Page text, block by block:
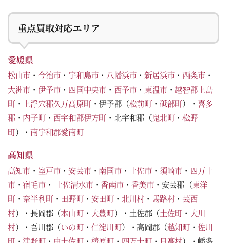
重点買取対応エリア
愛媛県
松山市 ・ 今治市 ・ 宇和島市 ・ 八幡浜市 ・ 新居浜市 ・ 西条市 ・
大洲市 ・ 伊予市 ・ 四国中央市 ・ 西予市 ・ 東温市 ・ 越智郡上島
町 ・ 上浮穴郡久万高原町 ・伊予郡（松前町 ・ 砥部町）・ 喜多
郡 ・ 内子町 ・ 西宇和郡伊方町 ・北宇和郡（鬼北町 ・ 松野
町）・ 南宇和郡愛南町
高知県
高知市 ・ 室戸市 ・ 安芸市 ・ 南国市 ・ 土佐市 ・ 須崎市 ・ 四万十
市 ・ 宿毛市 ・ 土佐清水市 ・ 香南市 ・ 香美市 ・安芸郡（東洋
町 ・ 奈半利町 ・ 田野町 ・ 安田町 ・ 北川村 ・ 馬路村 ・ 芸西
村）・長岡郡（本山町 ・ 大豊町）・土佐郡（土佐町 ・ 大川
村）・吾川郡（いの町 ・ 仁淀川町）・高岡郡（越知町 ・ 佐川